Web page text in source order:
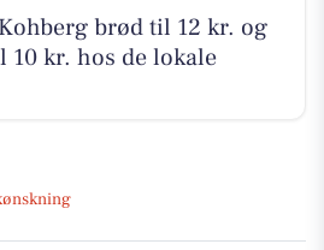
brød til 12 kr. og
10 kr. hos de lokale